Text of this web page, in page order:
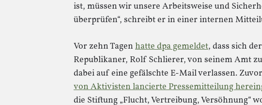
ist, müssen wir unsere Arbeitsweise und
überprüfen“, schreibt er in einer internen
Vor zehn Tagen hatte dpa gemeldet, dass sich
Republikaner, Rolf Schlierer, von seinem Amt
dabei auf eine gefälschte E-Mail verlassen.
von Aktivisten lancierte Pressemitteilung
die Stiftung „Flucht, Vertreibung, Versöhnung“